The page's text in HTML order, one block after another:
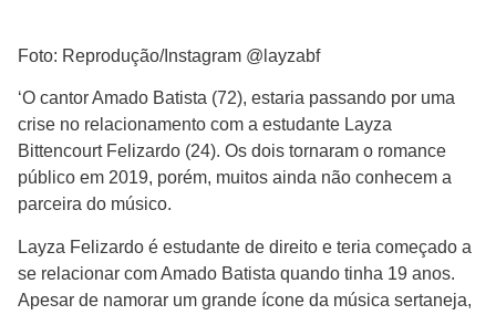
Foto: Reprodução/Instagram @layzabf
‘O cantor Amado Batista (72), estaria passando por uma
crise no relacionamento com a estudante Layza
Bittencourt Felizardo (24). Os dois tornaram o romance
público em 2019, porém, muitos ainda não conhecem a
parceira do músico.
Layza Felizardo é estudante de direito e teria começado a
se relacionar com Amado Batista quando tinha 19 anos.
Apesar de namorar um grande ícone da música sertaneja,